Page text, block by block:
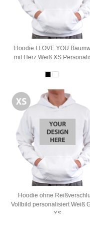
Hoodie I LOVE YOU
mit Herz Weiß XS
Hoodie ohne
Vollbild personalisiert Weiß
XS